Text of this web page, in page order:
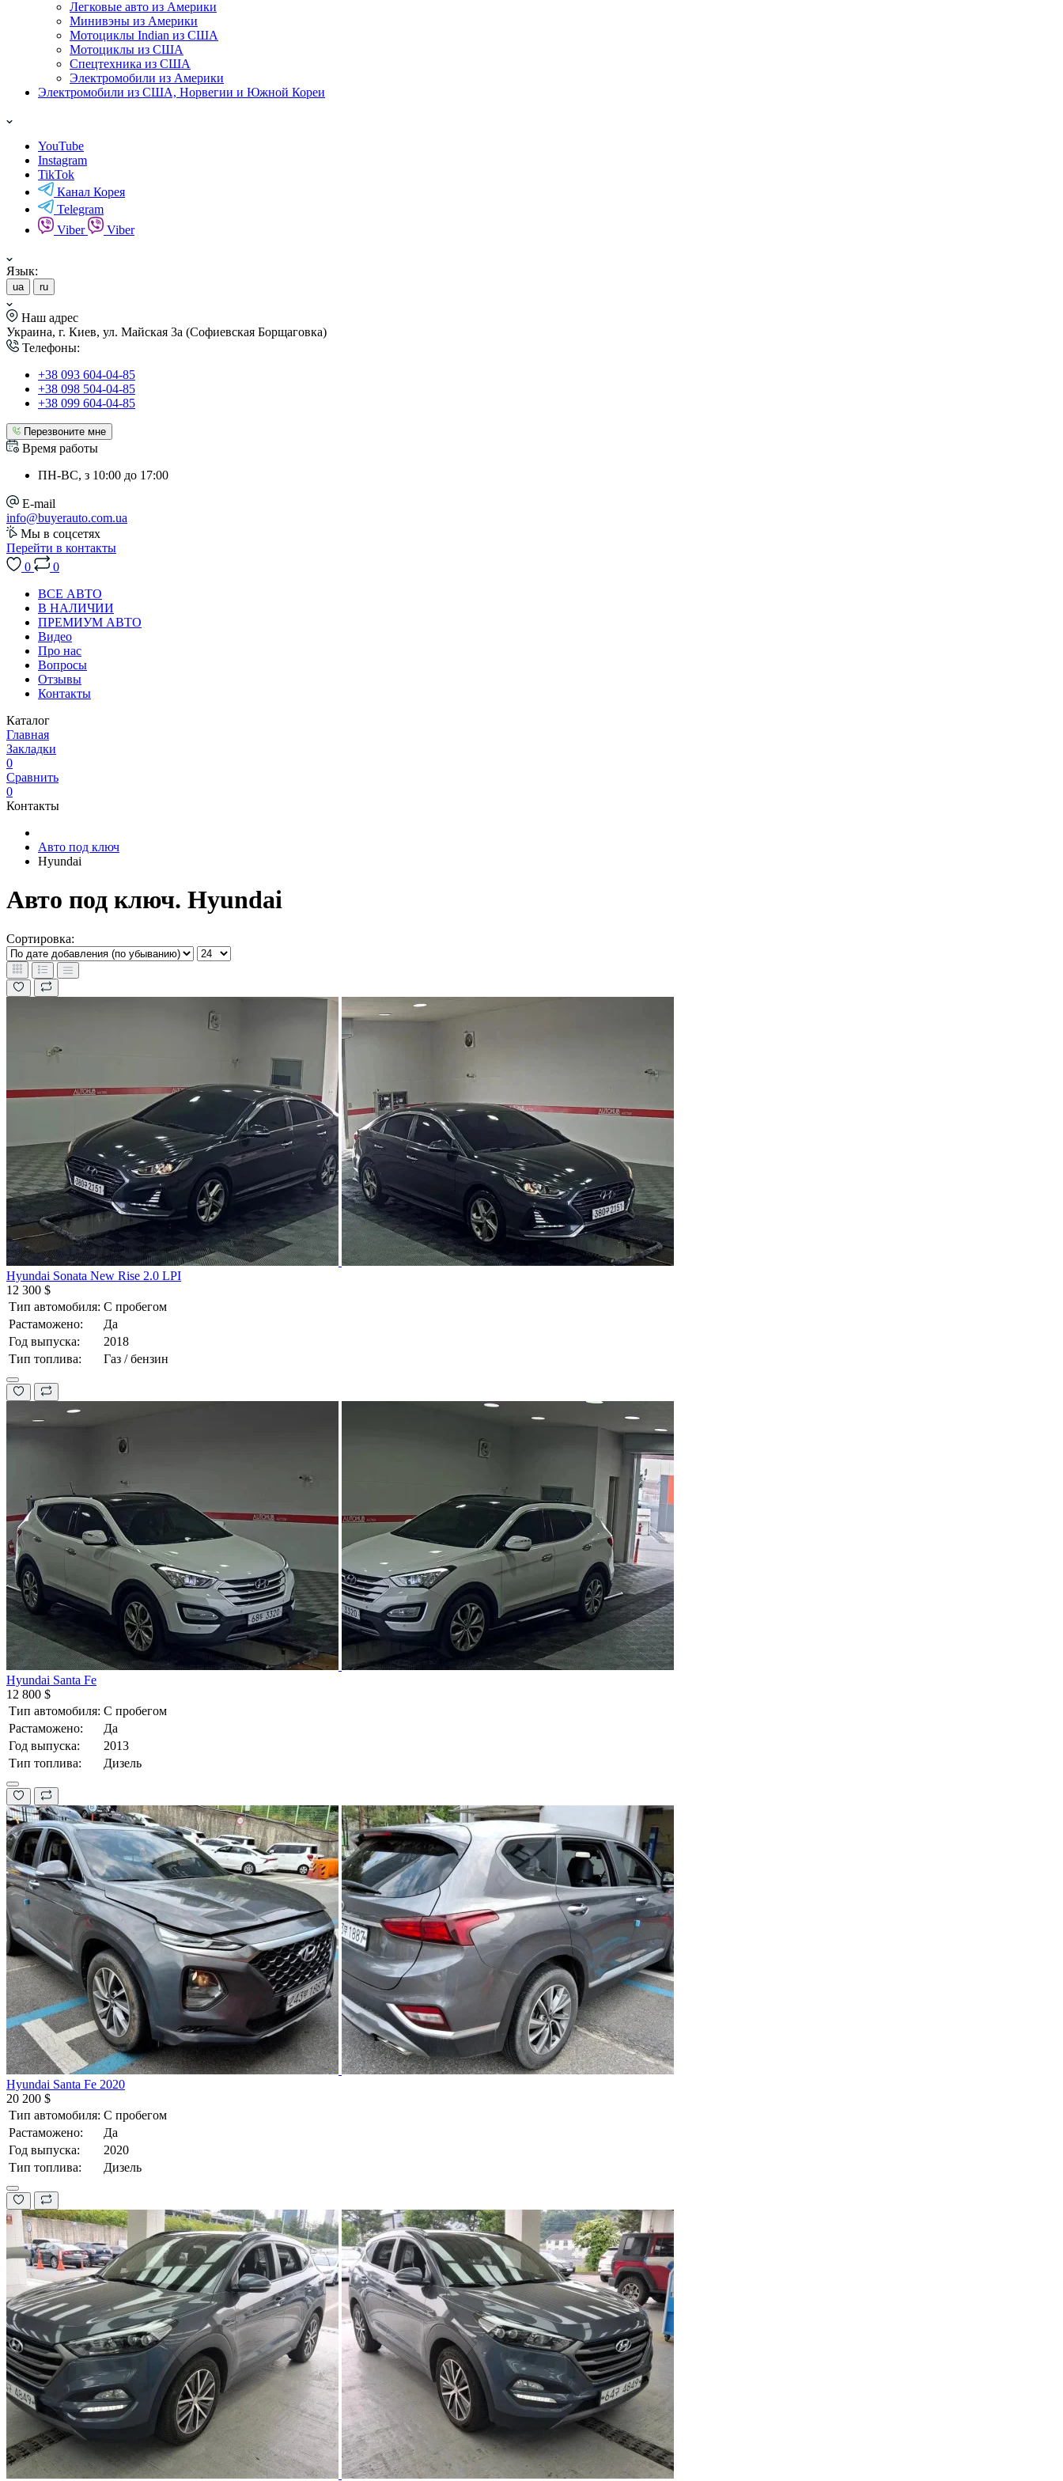
Легковые авто из Америки
Минивэны из Америки
Мотоциклы Indian из США
Мотоциклы из США
Спецтехника из США
Электромобили из Америки
Электромобили из США, Норвегии и Южной Кореи
YouTube
Instagram
TikTok
Канал Корея
Telegram
Viber
Viber
Язык:
ua ru
Наш адрес
Украина, г. Киев, ул. Майская 3а (Софиевская Борщаговка)
Телефоны:
+38 093 604-04-85
+38 098 504-04-85
+38 099 604-04-85
Перезвоните мне
Время работы
ПН-ВС, з 10:00 до 17:00
E-mail
info@buyerauto.com.ua
Мы в соцсетях
Перейти в контакты
0
0
ВСЕ АВТО
В НАЛИЧИИ
ПРЕМИУМ АВТО
Видео
Про нас
Вопросы
Отзывы
Контакты
Каталог
Главная
Закладки
0
Сравнить
0
Контакты
Авто под ключ
Hyundai
Авто под ключ. Hyundai
Сортировка:
Hyundai Sonata New Rise 2.0 LPI
12 300 $
Тип автомобиля: С пробегом
Растаможено:
Да
Год выпуска:
2018
Тип топлива:
Газ / бензин
Hyundai Santa Fe
12 800 $
Тип автомобиля: С пробегом
Растаможено:
Да
Год выпуска:
2013
Тип топлива:
Дизель
Hyundai Santa Fe 2020
20 200 $
Тип автомобиля: С пробегом
Растаможено:
Да
Год выпуска:
2020
Тип топлива:
Дизель